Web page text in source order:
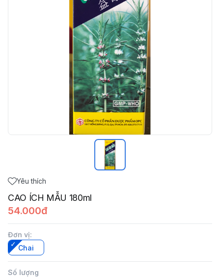
Yêu thích
CAO ÍCH MẪU 180ml
54.000đ
Đơn vị:
Chai
Số lượng